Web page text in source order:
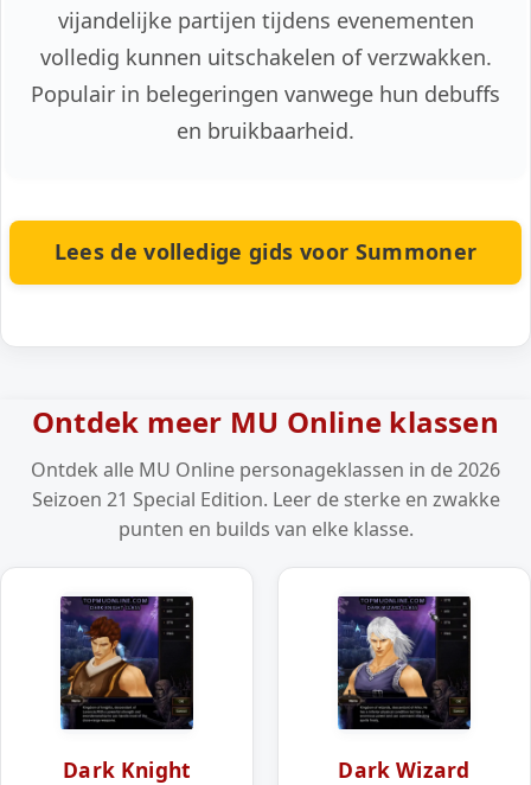
vijandelijke partijen tijdens evenementen
volledig kunnen uitschakelen of verzwakken.
Populair in belegeringen vanwege hun debuffs
en bruikbaarheid.
Lees de volledige gids voor Summoner
Ontdek meer MU Online klassen
Ontdek alle MU Online personageklassen in de 2026
Seizoen 21 Special Edition. Leer de sterke en zwakke
punten en builds van elke klasse.
Dark Knight Dark Wizard